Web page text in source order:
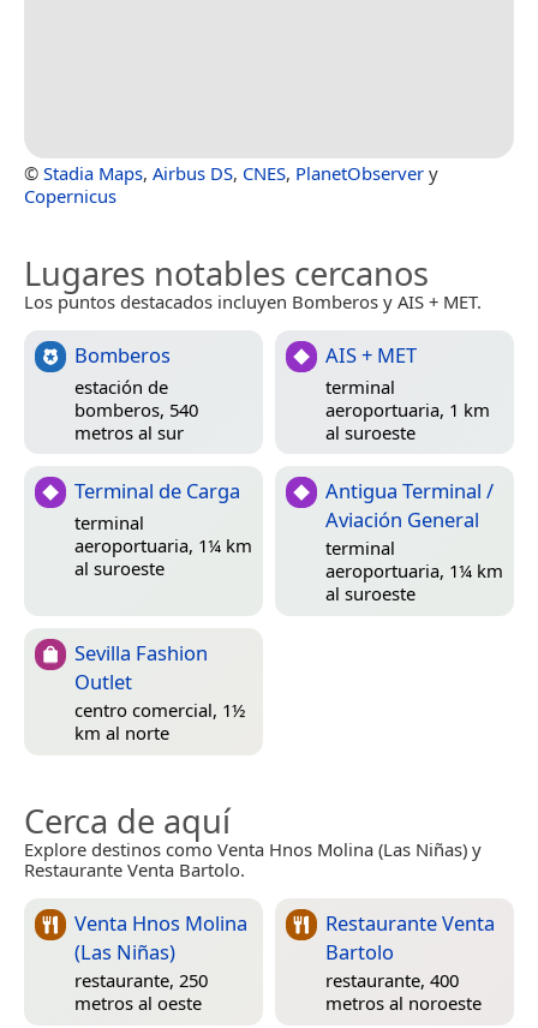
© Stadia Maps, Airbus DS, CNES, PlanetObserver y
Copernicus
Lugares notables cercanos
Los puntos destacados incluyen Bomberos y AIS + MET.
Bomberos
estación de
bomberos, 540
metros al sur
AIS + MET
terminal
aeroportuaria, 1 km
al suroeste
Terminal de Carga
terminal
aeroportuaria, 1¼ km
al suroeste
Antigua Terminal /
Aviación General
terminal
aeroportuaria, 1¼ km
al suroeste
Sevilla Fashion
Outlet
centro comercial, 1½
km al norte
Cerca de aquí
Explore destinos como Venta Hnos Molina (Las Niñas) y
Restaurante Venta Bartolo.
Venta Hnos Molina
(Las Niñas)
restaurante, 250
metros al oeste
Restaurante Venta
Bartolo
restaurante, 400
metros al noroeste